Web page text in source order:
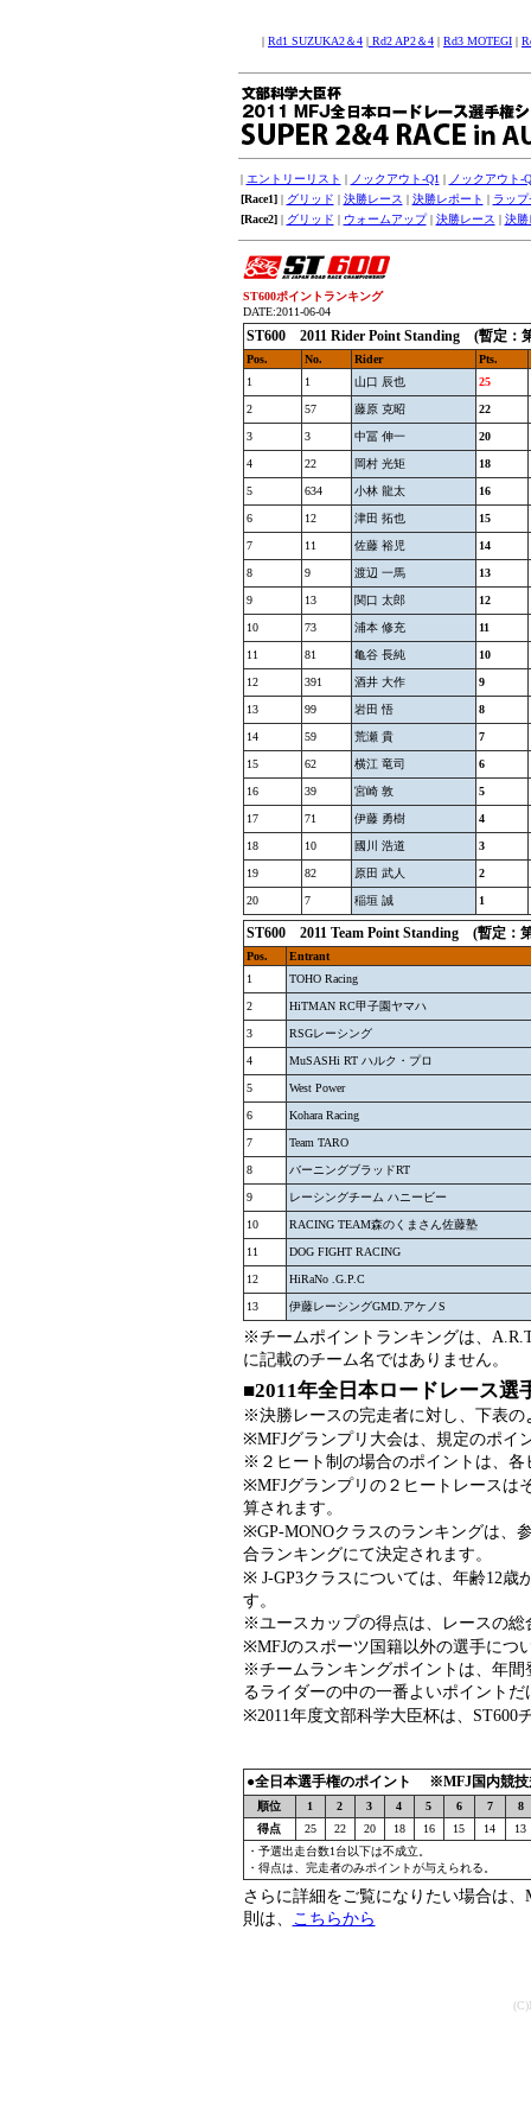
| Rd1 SUZUKA2＆4 | Rd2 AP2＆4 | Rd3 MOTEGI |
| エントリーリスト | ノックアウト-Q1 | ノックアウト-
[Race1]| グリッド | 決勝レース | 決勝レポート | ラッ
[Race2]| グリッド | ウォームアップ| 決勝レース | 決勝
ST600ポイントランキング
DATE:2011-06-04
ST600 2011 Rider Point Standing (暫定：
Pos. No. Rider Pts.
1
1 山口 辰也 25
2 57 藤原 克昭 22
3 3 中冨 伸一 20
4 22 岡村 光矩 18
5 634 小林 龍太 16
6 12 津田 拓也 15
7 11 佐藤 裕児 14
8 9 渡辺 一馬 13
9 13 関口 太郎 12
10 73 浦本 修充 11
11 81 亀谷 長純 10
12 391 酒井 大作 9
13 99 岩田 悟 8
14 59 荒瀬 貴 7
15 62 横江 竜司 6
16 39 宮崎 敦 5
17 71 伊藤 勇樹 4
18 10 國川 浩道 3
19 82 原田 武人 2
20 7 稲垣 誠 1
ST600 2011 Team Point Standing (暫定：
Pos.
Entrant
1
TOHO Racing
2 HiTMAN RC甲子園ヤマハ
3 RSGレーシング
4 MuSASHi RT ハルク・プロ
5 West Power
6 Kohara Racing
7 Team TARO
8 バーニングブラッドRT
9 レーシングチーム ハニービー
10 RACING TEAM森のくまさん佐藤塾
11 DOG FIGHT RACING
12 HiRaNo .G.P.C
13 伊藤レーシングGMD.アケノS
※チームポイントランキングは、
に記載のチーム名ではありません。
■2011年全日本ロードレース選
※決勝レースの完走者に対し、下表
※MFJグランプリ大会は、規定のポイ
※２ヒート制の場合のポイントは、
※MFJグランプリの２ヒートレースは
算されます。
※GP-MONOクラスのランキングは、
合ランキングにて決定されます。
※ J-GP3クラスについては、年齢12歳
す。
※ユースカップの得点は、レースの総
※MFJのスポーツ国籍以外の選手につ
※チームランキングポイントは、年
るライダーの中の一番よいポイント
※2011年度文部科学大臣杯は、ST600
●全日本選手権のポイント ※MFJ国内競技
順位 1 2 3 4 5 6 7
8
得点
25 22 20 18 16 15 14
13
・予選出走台数1台以下は不成立。
・得点は、完走者のみポイントが与えられる。
さらに詳細をご覧になりたい場合は
則は、
こちらから